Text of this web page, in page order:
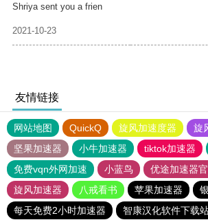
Shriya sent you a frien
2021-10-23
友情链接
网站地图 QuickQ 旋风加速度器 旋
坚果加速器
小牛加速器 tiktok加速器
免费vqn外网加速
小蓝鸟 优途加速器
旋风加速器
八戒看书 苹果加速器
每天免费2小时加速器
智康汉化软件下载